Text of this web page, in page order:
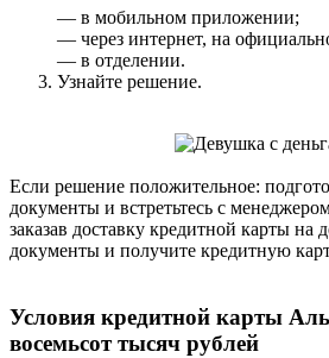
— в мобильном приложении;
— через интернет, на
— в отделении.
Узнайте решение.
Если решение положительное:
документы и встретьтесь с
заказав доставку кредитной карты
документы и получите кредитную
Условия кредитной карты
восемьсот тысяч рублей